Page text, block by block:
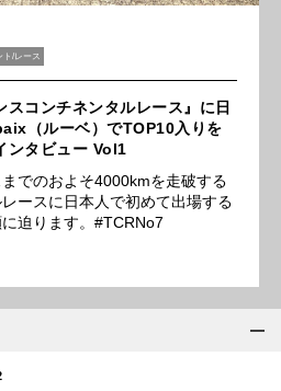
ト/レース
スコンチネンタルレース』に日
（ルーベ）でTOP10入りを
ンタビュー Vol1
でのおよそ4000kmを走破する
ースに日本人で初めて出場する
迫ります。#TCRNo7